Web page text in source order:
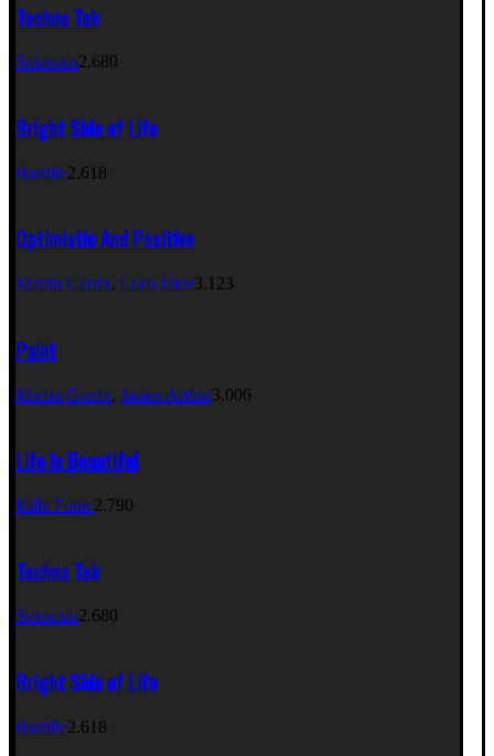
Techno Tek
Solomun2.680
Bright Side of Life
Bastille2.618
Optimistic And Positive
Martin Garrix, Loco Dice3.123
Paint
Martin Garrix, James Arthur3.006
Life Is Beautiful
Killa Fonic2.790
Techno Tek
Solomun2.680
Bright Side of Life
Bastille2.618